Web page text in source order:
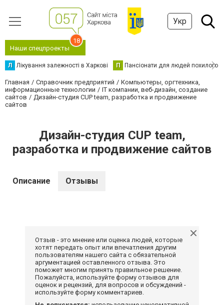
Укр
Наши спецпроекты
18
Л Лікування залежності в Харкові П Пансіонати для людей похилого
Главная Справочник предприятий
Компьютеры, оргтехника,
информационные технологии
IT компании, веб-дизайн, создание
сайтов
Дизайн-студия CUP team, разработка и продвижение
сайтов
Дизайн-студия CUP team,
разработка и продвижение сайтов
Описание Отзывы
Отзыв - это мнение или оценка людей, которые
хотят передать опыт или впечатления другим
пользователям нашего сайта с обязательной
аргументацией оставленного отзыва. Это
поможет многим принять правильное решение.
Пожалуйста, используйте форму отзывов для
оценок и рецензий, для вопросов и обсуждений -
используйте форму комментариев.